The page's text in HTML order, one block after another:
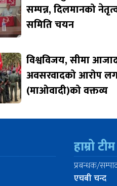
सम्पन्न, दिलमानको
समिति चयन
विश्वविजय, सीमा
अवसरवादको आरोप
(माओवादी)को वक्तव्य
हाम्रो टीम
प्रबन्धक/
एचबी चन्द